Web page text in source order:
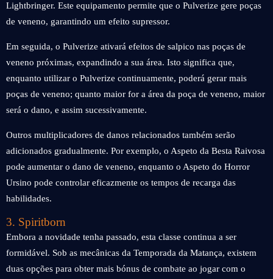
Lightbringer. Este equipamento permite que o Pulverize gere poças
de veneno, garantindo um efeito supressor.
Em seguida, o Pulverize ativará efeitos de salpico nas poças de
veneno próximas, expandindo a sua área. Isto significa que,
enquanto utilizar o Pulverize continuamente, poderá gerar mais
poças de veneno; quanto maior for a área da poça de veneno, maior
será o dano, e assim sucessivamente.
Outros multiplicadores de danos relacionados também serão
adicionados gradualmente. Por exemplo, o Aspeto da Besta Raivosa
pode aumentar o dano de veneno, enquanto o Aspeto do Horror
Ursino pode controlar eficazmente os tempos de recarga das
habilidades.
3. Spiritborn
Embora a novidade tenha passado, esta classe continua a ser
formidável. Sob as mecânicas da Temporada da Matança, existem
duas opções para obter mais bónus de combate ao jogar com o